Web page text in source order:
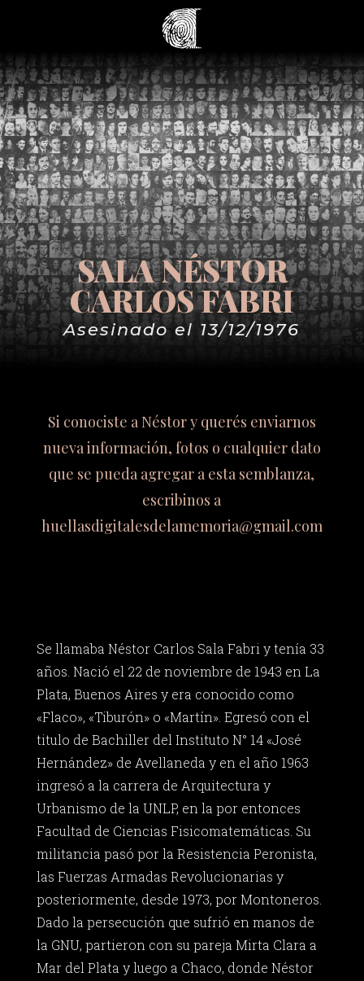
SALA NÉSTOR
CARLOS FABRI
Asesinado el 13/12/1976
Si conociste a Néstor y querés enviarnos
nueva información, fotos o cualquier dato
que se pueda agregar a esta semblanza,
escribinos a
huellasdigitalesdelamemoria@gmail.com
Se llamaba Néstor Carlos Sala Fabri y tenía 33
años. Nació el 22 de noviembre de 1943 en La
Plata, Buenos Aires y era conocido como
«Flaco», «Tiburón» o «Martín». Egresó con el
titulo de Bachiller del Instituto N° 14 «José
Hernández» de Avellaneda y en el año 1963
ingresó a la carrera de Arquitectura y
Urbanismo de la UNLP, en la por entonces
Facultad de Ciencias Fisicomatemáticas. Su
militancia pasó por la Resistencia Peronista,
las Fuerzas Armadas Revolucionarias y
posteriormente, desde 1973, por Montoneros.
Dado la persecución que sufrió en manos de
la GNU, partieron con su pareja Mirta Clara a
Mar del Plata y luego a Chaco, donde Néstor